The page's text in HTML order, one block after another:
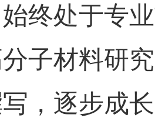
终处于专
子材料研
，逐步成